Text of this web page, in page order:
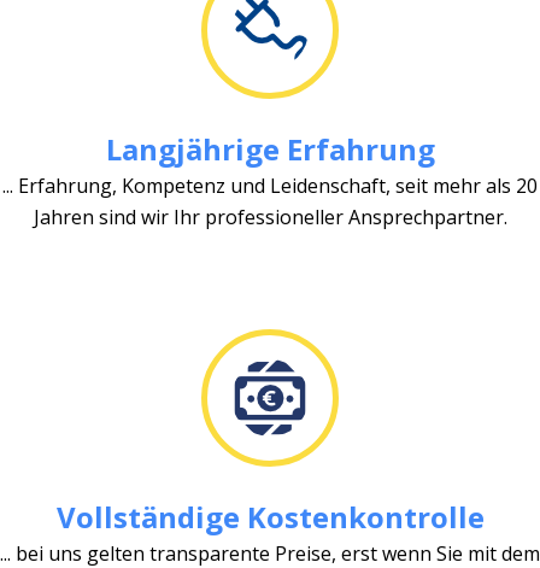
Langjährige Erfahrung
... Erfahrung, Kompetenz und Leidenschaft, seit mehr als 20
Jahren sind wir Ihr professioneller Ansprechpartner.
Vollständige Kostenkontrolle
... bei uns gelten transparente Preise, erst wenn Sie mit dem